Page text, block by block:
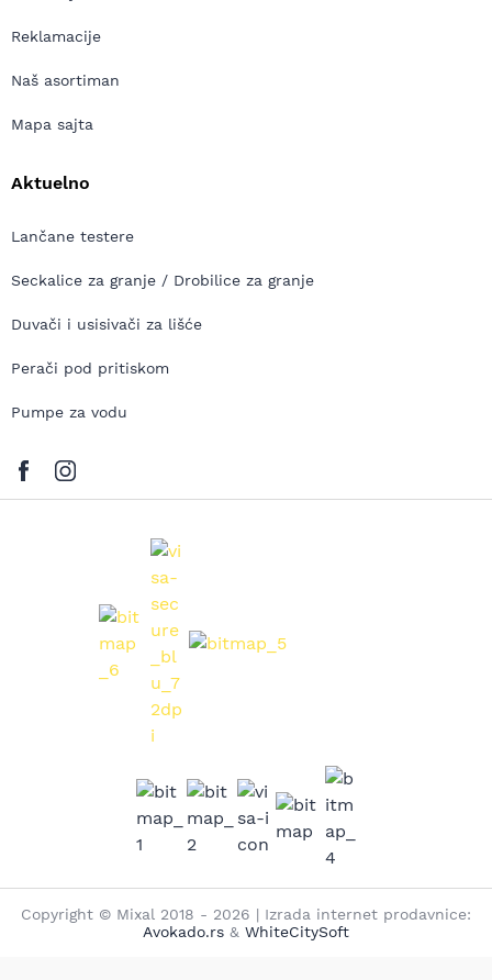
Reklamacije
Naš asortiman
Mapa sajta
Aktuelno
Lančane testere
Seckalice za granje / Drobilice za granje
Duvači i usisivači za lišće
Perači pod pritiskom
Pumpe za vodu
Copyright © Mixal 2018 - 2026 | Izrada internet prodavnice:
Avokado.rs & WhiteCitySoft